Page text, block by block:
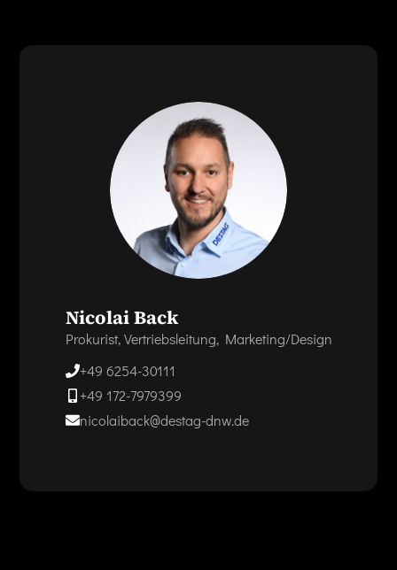
Nicolai Back
Prokurist, Vertriebsleitung, Marketing/Design
+49 6254-30111
+49 172-7979399
nicolaiback@destag-dnw.de